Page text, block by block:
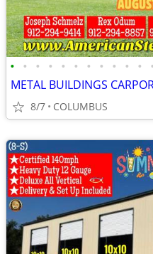
• • • • • • • • • • • •
8/7 COLUMBUS